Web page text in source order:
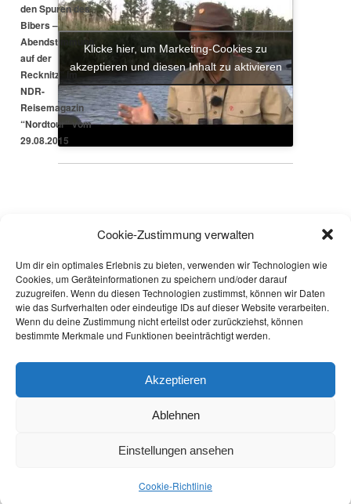
Cookie-Zustimmung verwalten
Um dir ein optimales Erlebnis zu bieten, verwenden wir Technologien wie
Cookies, um Geräteinformationen zu speichern und/oder darauf
zuzugreifen. Wenn du diesen Technologien zustimmst, können wir Daten
wie das Surfverhalten oder eindeutige IDs auf dieser Website verarbeiten.
Wenn du deine Zustimmung nicht erteilst oder zurückziehst, können
bestimmte Merkmale und Funktionen beeinträchtigt werden.
Akzeptieren
Ablehnen
Einstellungen ansehen
Cookie-Richtlinie
den Spuren des
Bibers –
Abendstimmung
auf der
Recknitz” im
NDR-
Reisemagazin
“Nordtour” vom
29.08.2015
:
Klicke hier, um Marketing-Cookies zu
akzeptieren und diesen Inhalt zu aktivieren
Copyright © 2026
Powered byOxygen Theme.
WIDERRUF ERKLÄREN
AGB
COOKIE-RICHTLINIE (EU)
DATENSCHUTZERKLÄRUNG